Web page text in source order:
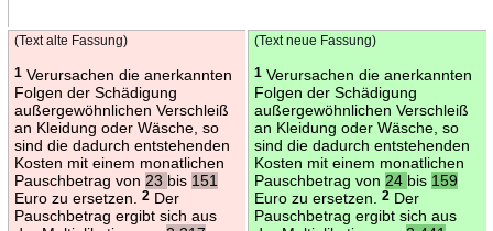
(Text alte Fassung)
1Verursachen die anerkannten
Folgen der Schädigung
außergewöhnlichen Verschleiß
an Kleidung oder Wäsche, so
sind die dadurch entstehenden
Kosten mit einem monatlichen
Pauschbetrag von 23 bis 151
Euro zu ersetzen.
2Der
Pauschbetrag ergibt sich aus
(Text neue Fassung)
1Verursachen die anerkannten
Folgen der Schädigung
außergewöhnlichen Verschleiß
an Kleidung oder Wäsche, so
sind die dadurch entstehenden
Kosten mit einem monatlichen
Pauschbetrag von 24 bis 159
Euro zu ersetzen.
2Der
Pauschbetrag ergibt sich aus